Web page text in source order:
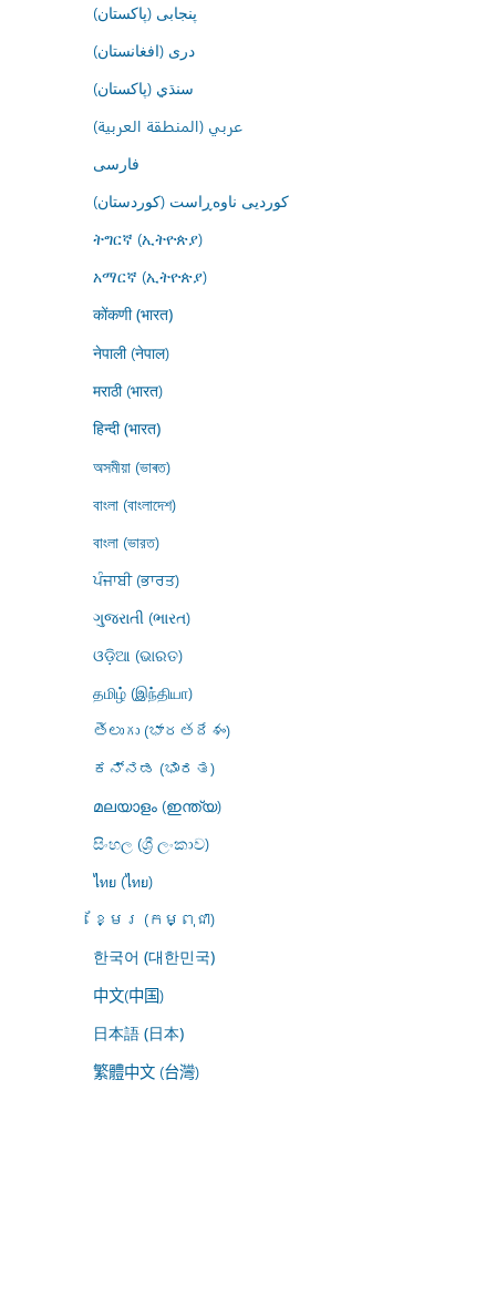
پنجابی (پاکستان)
درى (افغانستان)
سنڌي (پاکستان)
عربي (المنطقة العربية)
فارسى
کوردیی ناوەڕاست (کوردستان)
ትግርኛ (ኢትዮጵያ)
አማርኛ (ኢትዮጵያ)
कोंकणी (भारत)
नेपाली (नेपाल)
मराठी (भारत)
हिन्दी (भारत)
অসমীয়া (ভাৰত)
বাংলা (বাংলাদেশ)
বাংলা (ভারত)
ਪੰਜਾਬੀ (ਭਾਰਤ)
ગુજરાતી (ભારત)
ଓଡ଼ିଆ (ଭାରତ)
தமிழ் (இந்தியா)
తెలుగు (భారతదేశం)
ಕನ್ನಡ (ಭಾರತ)
മലയാളം (ഇന്ത്യ)
සිංහල (ශ්‍රී ලංකාව)
ไทย (ไทย)
ខ្មែរ (កម្ពុជា)
한국어 (대한민국)
中文(中国)
日本語 (日本)
繁體中文 (台灣)